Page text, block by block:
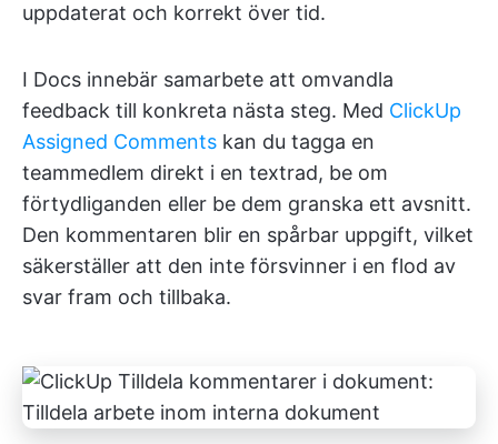
uppdaterat och korrekt över tid.
I Docs innebär samarbete att omvandla
feedback till konkreta nästa steg. Med ClickUp
Assigned Comments kan du tagga en
teammedlem direkt i en textrad, be om
förtydliganden eller be dem granska ett avsnitt.
Den kommentaren blir en spårbar uppgift, vilket
säkerställer att den inte försvinner i en flod av
svar fram och tillbaka.